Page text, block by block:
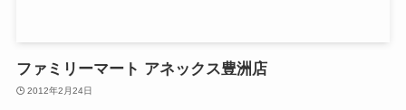
ファミリーマート アネックス豊洲店
2012年2月24日